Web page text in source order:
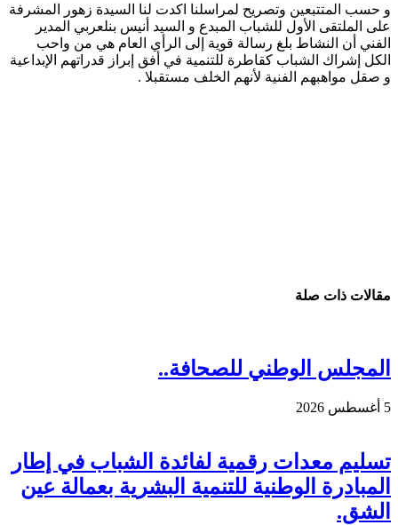
و حسب المتتبعين وتصريح لمراسلنا اكدت لنا السيدة زهور المشرفة
على الملتقى الأول للشباب المبدع و السيد أنيس بنلعربي المدير
الفني أن النشاط بلغ رسالة قوية إلى الرأي العام هي من واحب
الكل إشراك الشباب كقاطرة للتنمية في أفق إبراز قدراتهم الإبداعية
و صقل مواهبهم الفنية لأنهم الخلف مستقبلا .
مقالات ذات صلة
المجلس الوطني للصحافة..
5 أغسطس 2026
تسليم معدات رقمية لفائدة الشباب في إطار
المبادرة الوطنية للتنمية البشرية بعمالة عين
الشق.